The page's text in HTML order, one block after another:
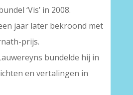
‘Vis’ in 2008.
jaar later bekroond met
prijs.
bundelde hij in
en vertalingen in